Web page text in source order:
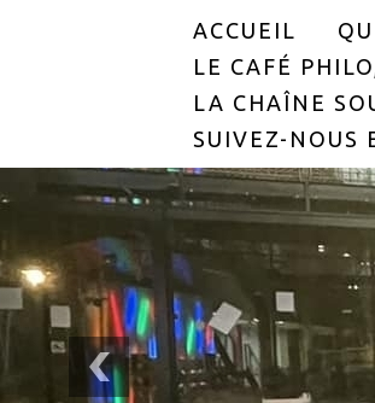
ACCUEIL
LE CAFÉ
LA CHAÎNE
SUIVEZ-NOUS